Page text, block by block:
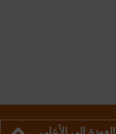
العودة إلى الأعلى